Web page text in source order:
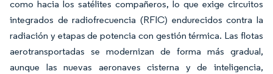
como hacia los satélites compañeros, lo que exige circuitos
integrados de radiofrecuencia (RFIC) endurecidos contra la
radiación y etapas de potencia con gestión térmica. Las flotas
aerotransportadas se modernizan de forma más gradual,
aunque las nuevas aeronaves cisterna y de inteligencia,